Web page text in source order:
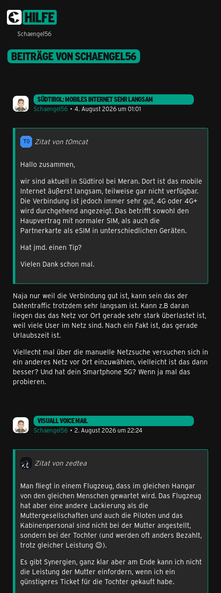
Schaengel56
BEITRÄGE VON SCHAENGEL56
SÜDTIROL: MOBILES INTERNET SEHR LANGSAM
Schaengel56
4. August 2026 um 01:01
Zitat von t0mcat
Hallo zusammen,
wir sind aktuell in Südtirol bei Meran. Dort ist das mobile
Internet äußerst langsam, teilweise gar nicht verfügbar.
Die Verbindung ist jedoch immer sehr gut, 4G oder 4G+
wird durchgehend angezeigt. Das betrifft sowohl den
Haupvertrag mit normaler SIM, als auch die
Partnerkarte als eSIM in unterschiedlichen Geräten.
Hat jmd. einen Tip?
Vielen Dank schon mal.
Naja nur weil die Verbindung gut ist, kann sein das der
Datentraffic trotzdem sehr langsam ist. Kann z.B daran
liegen das das Netz vor Ort gerade sehr stark überlastet ist,
weil viele User im Netz sind. Nach ein Fakt ist, das gerade
Urlaubszeit ist.
Viellecht mal über die manuelle Netzsuche versuchen sich in
ein anderes Netz vor Ort einzuwählen, vielleicht ist das dann
besser? Und hat dein Smartphone 5G? Wenn ja mal das
probieren.
VISUALL VOICE MAIL
Schaengel56
2. August 2026 um 22:24
Zitat von zedtea
Man fliegt in einem Flugzeug, dass im gleichen Hangar
von den gleichen Menschen gewartet wird. Das Flugzeug
hat aber eine andere Lackierung als die
Muttergesellschaften und auch die Piloten und das
Kabinenpersonal sind nicht bei der Mutter angestellt,
sondern bei der Tochter (und werden oft anders Bezahlt,
trotz gleicher Leistung 😉).
Es gibt Synergien, ganz klar aber am Ende kann ich nicht
die Leistung der Mutter einfordern, wenn ich ein
günstigeres Ticket für die Tochter gekauft habe.